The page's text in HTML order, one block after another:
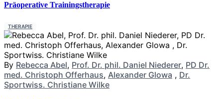
Präoperative Trainingstherapie
THERAPIE
By Rebecca Abel, Prof. Dr. phil. Daniel Niederer, PD Dr.
med. Christoph Offerhaus, Alexander Glowa , Dr.
Sportwiss. Christiane Wilke